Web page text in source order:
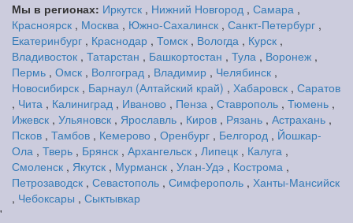
Мы в регионах: Иркутск , Нижний Новгород , Самара ,
Красноярск , Москва , Южно-Сахалинск , Санкт-Петербург ,
Екатеринбург , Краснодар , Томск , Вологда , Курск ,
Владивосток , Татарстан , Башкортостан , Тула , Воронеж ,
Пермь , Омск , Волгоград , Владимир , Челябинск ,
Новосибирск , Барнаул (Алтайский край) , Хабаровск , Саратов
, Чита , Калиниград , Иваново , Пенза , Ставрополь , Тюмень ,
Ижевск , Ульяновск , Ярославль , Киров , Рязань , Астрахань ,
Псков , Тамбов , Кемерово , Оренбург , Белгород , Йошкар-
Ола , Тверь , Брянск , Архангельск , Липецк , Калуга ,
Смоленск , Якутск , Мурманск , Улан-Удэ , Кострома ,
Петрозаводск , Севастополь , Симферополь , Ханты-Мансийск
, Чебоксары , Сыктывкар
'